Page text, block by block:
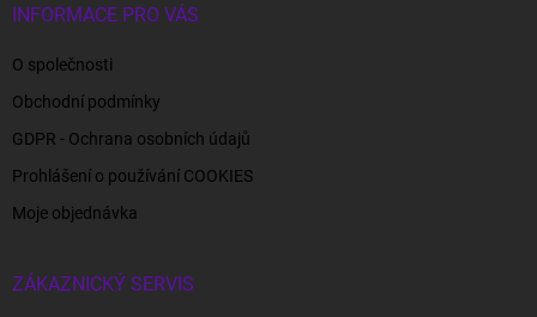
INFORMACE PRO VÁS
O společnosti
Obchodní podmínky
GDPR - Ochrana osobních údajů
Prohlášení o používání COOKIES
Moje objednávka
ZÁKAZNICKÝ SERVIS